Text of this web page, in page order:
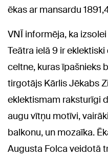
ēkas ar mansardu
VNĪ informēja, ka
Teātra ielā 9 ir
celtne, kuras īpašnieks
tirgotājs Kārlis Jēkabs
eklektismam raksturīgi
augu vītņu motīvi,
balkonu, un mozaīka.
Augusta Folca veidotā